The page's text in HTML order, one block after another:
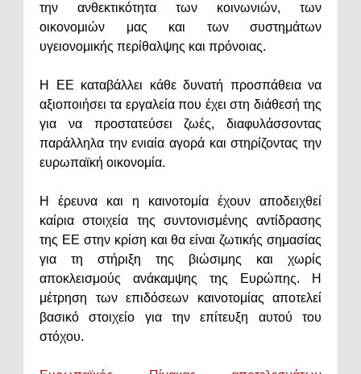
την ανθεκτικότητα των κοινωνιών, των
οικονομιών μας και των συστημάτων
υγειονομικής περίθαλψης και πρόνοιας.
Η ΕΕ καταβάλλει κάθε δυνατή προσπάθεια να
αξιοποιήσει τα εργαλεία που έχει στη διάθεσή της
για να προστατεύσει ζωές, διαφυλάσσοντας
παράλληλα την ενιαία αγορά και στηρίζοντας την
ευρωπαϊκή οικονομία.
Η έρευνα και η καινοτομία έχουν αποδειχθεί
καίρια στοιχεία της συντονισμένης αντίδρασης
της ΕΕ στην κρίση και θα είναι ζωτικής σημασίας
για τη στήριξη της βιώσιμης και χωρίς
αποκλεισμούς ανάκαμψης της Ευρώπης. Η
μέτρηση των επιδόσεων καινοτομίας αποτελεί
βασικό στοιχείο για την επίτευξη αυτού του
στόχου.